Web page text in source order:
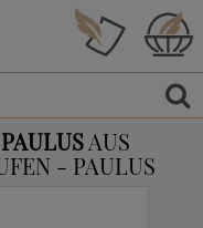
PAULUSAUS
- PAULUS